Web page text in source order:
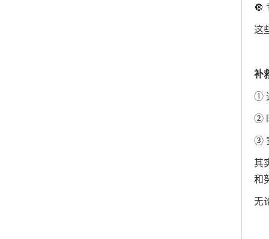
🔘
这
补
①
②
③
其
和
无